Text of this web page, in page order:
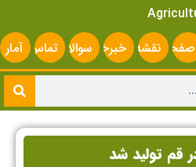
صفحه
اصلی
نقشه
سایت
خبرخوانسوالات
متداول
تماس
با ما
آمار
قم تولید شد